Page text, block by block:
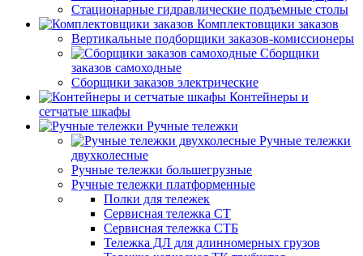
Стационарные гидравлические подъемные столы
Комплектовщики заказов
Вертикальные подборщики заказов-комиссионеры
Сборщики
заказов самоходные
Сборщики заказов электрические
Контейнеры и
сетчатые шкафы
Ручные тележки
Ручные тележки
двухколесные
Ручные тележки большегрузные
Ручные тележки платформенные
Полки для тележек
Сервисная тележка СТ
Сервисная тележка СТБ
Тележка ДЛ для длинномерных грузов